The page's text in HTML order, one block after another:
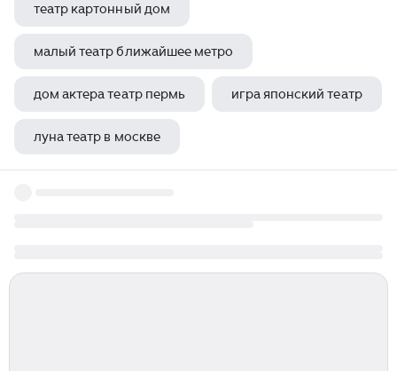
театр картонный дом
малый театр ближайшее метро
дом актера театр пермь игра японский театр
луна театр в москве